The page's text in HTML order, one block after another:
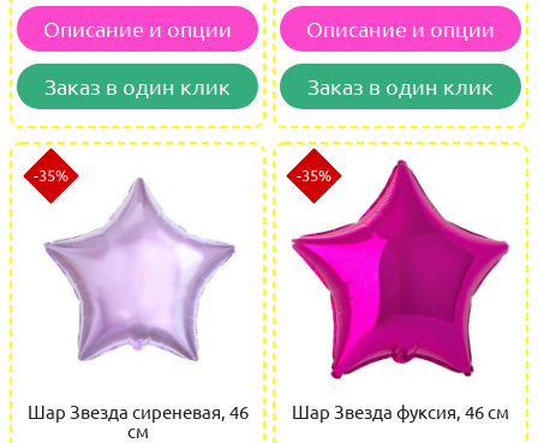
Описание и опции
Заказ в один клик
Описание и опции
Заказ в один клик
-35%
Шар Звезда сиреневая, 46
см
-35%
Шар Звезда фуксия, 46 см